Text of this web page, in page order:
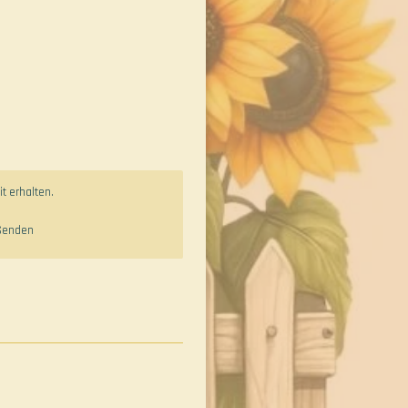
erhalten.